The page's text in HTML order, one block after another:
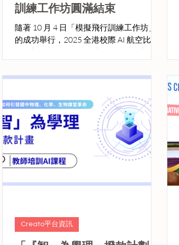
訓練工作坊圓滿結束
隨著 10 月 4 日「模擬飛行訓練工作坊」
的成功舉行，2025 全港校際 AI 航空比賽
– 星宇盃於 10 月 18 日 迎來第二場重點訓
這場結合人工智能與航空科學應用的培
術，設計最安全、最省油的航空路線， 旨
在提升學生在航空科技及人工智能應用方
面的實戰能力，為 12 月 13 日的正式比賽
做好充分準備。
Creato平台資訊